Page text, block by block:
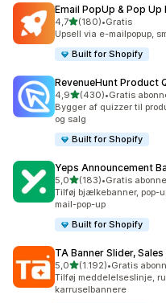
Email PopUp & Pop
4,7ud af 5 stjerner
(180)
180 anmeldelser i alt
•Gratis
Upsell via e-mailpopup,
Built for Shopify
RevenueHunt Product
4,9ud af 5 stjerner
(430)
430 anmeldelser i alt
•Gratis
Bygger af quizzer til
og salg
Built for Shopify
Yeps Announcement
5,0ud af 5 stjerner
(183)
183 anmeldelser i alt
•Gratis
Tilføj bjælkebanner, pop-
mail-pop-up
Built for Shopify
TA Banner Slider,
5,0ud af 5 stjerner
(1.192)
1192 anmeldelser i alt
•Gratis
Tilføj meddelelseslinje,
karruselbannere